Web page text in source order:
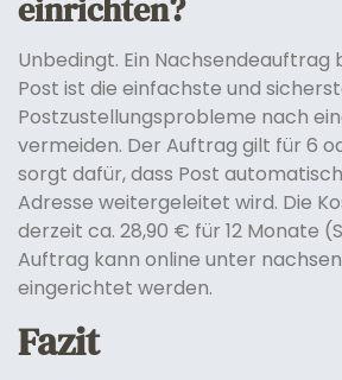
einrichten?
Unbedingt. Ein Nachsendeauftrag
Post ist die einfachste und
Postzustellungsprobleme nach
vermeiden. Der Auftrag gilt für 6
sorgt dafür, dass Post
Adresse weitergeleitet wird. Die
derzeit ca. 28,90 € für 12 Monate
Auftrag kann online unter
eingerichtet werden.
Fazit